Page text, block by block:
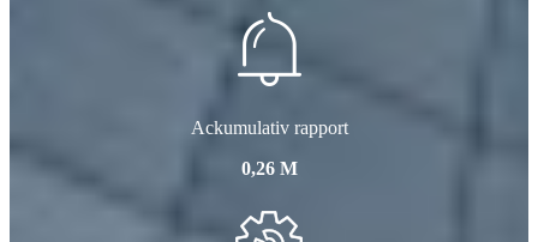
Ackumulativ rapport
0,26 M